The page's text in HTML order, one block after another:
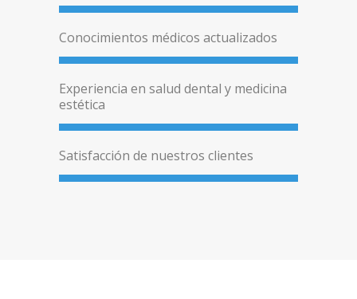
Conocimientos médicos actualizados
Experiencia en salud dental y medicina
estética
Satisfacción de nuestros clientes